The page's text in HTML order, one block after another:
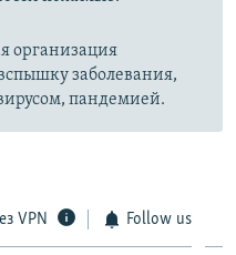
организация
заболевания,
пандемией.
VPN Follow us